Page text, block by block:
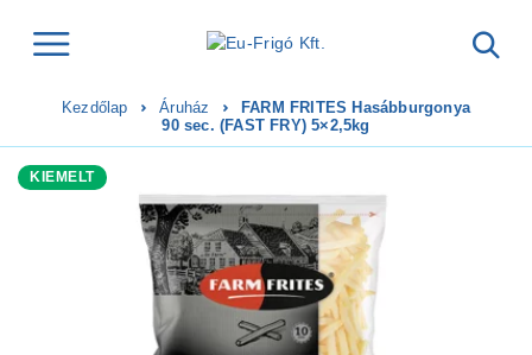
Kezdőlap Áruház
FARM FRITES Hasábburgonya
90 sec. (FAST FRY) 5×2,5kg
KIEMELT